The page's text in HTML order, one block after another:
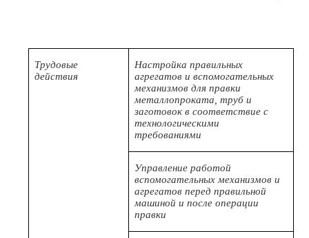
Трудовые
действия
Настройка правильных
агрегатов и вспомогательных
механизмов для правки
металлопроката, труб и
заготовок в соответствие с
технологическими
требованиями
Управление работой
вспомогательных механизмов и
агрегатов перед правильной
машиной и после операции
правки